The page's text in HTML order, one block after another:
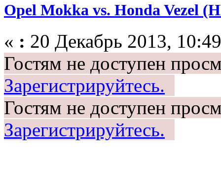
Opel Mokka vs. Honda Vezel
« : 20 Декабрь 2013,
Гостям не доступен
Зарегистрируйтесь.
Гостям не доступен
Зарегистрируйтесь.